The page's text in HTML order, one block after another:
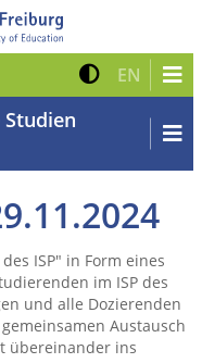
Kontrast
EN Zur
ISP" in Form eines
im ISP des
und alle Dozierenden
Austausch
übereinander ins